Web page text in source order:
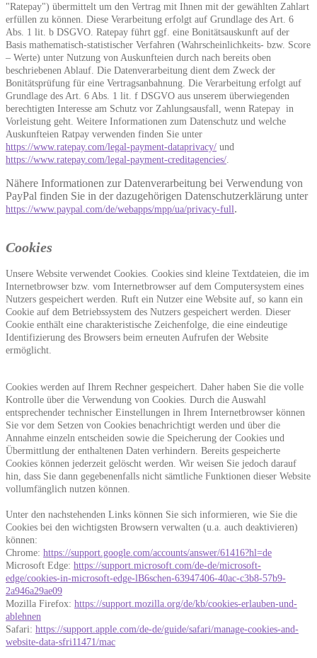
"Ratepay") übermittelt um den Vertrag mit Ihnen mit der gewählten Zahlart
erfüllen zu können. Diese Verarbeitung erfolgt auf Grundlage des Art. 6
Abs. 1 lit. b DSGVO. Ratepay führt ggf. eine Bonitätsauskunft auf der
Basis mathematisch-statistischer Verfahren (Wahrscheinlichkeits- bzw. Score
– Werte) unter Nutzung von Auskunfteien durch nach bereits oben
beschriebenen Ablauf. Die Datenverarbeitung dient dem Zweck der
Bonitätsprüfung für eine Vertragsanbahnung. Die Verarbeitung erfolgt auf
Grundlage des Art. 6 Abs. 1 lit. f DSGVO aus unserem überwiegenden
berechtigten Interesse am Schutz vor Zahlungsausfall, wenn Ratepay in
Vorleistung geht. Weitere Informationen zum Datenschutz und welche
Auskunfteien Ratpay verwenden finden Sie unter
https://www.ratepay.com/legal-payment-dataprivacy/ und
https://www.ratepay.com/legal-payment-creditagencies/
Nähere Informationen zur Datenverarbeitung bei Verwendung von
PayPal finden Sie in der dazugehörigen Datenschutzerklärung unter
https://www.paypal.com/de/webapps/mpp/ua/privacy-full .
Cookies
Unsere Website verwendet Cookies. Cookies sind kleine Textdateien, die im
Internetbrowser bzw. vom Internetbrowser auf dem Computersystem eines
Nutzers gespeichert werden. Ruft ein Nutzer eine Website auf, so kann ein
Cookie auf dem Betriebssystem des Nutzers gespeichert werden. Dieser
Cookie enthält eine charakteristische Zeichenfolge, die eine eindeutige
Identifizierung des Browsers beim erneuten Aufrufen der Website
ermöglicht.
Cookies werden auf Ihrem Rechner gespeichert. Daher haben Sie die volle
Kontrolle über die Verwendung von Cookies. Durch die Auswahl
entsprechender technischer Einstellungen in Ihrem Internetbrowser können
Sie vor dem Setzen von Cookies benachrichtigt werden und über die
Annahme einzeln entscheiden sowie die Speicherung der Cookies und
Übermittlung der enthaltenen Daten verhindern. Bereits gespeicherte
Cookies können jederzeit gelöscht werden. Wir weisen Sie jedoch darauf
hin, dass Sie dann gegebenenfalls nicht sämtliche Funktionen dieser Website
vollumfänglich nutzen können.
Unter den nachstehenden Links können Sie sich informieren, wie Sie die
Cookies bei den wichtigsten Browsern verwalten (u.a. auch deaktivieren)
können:
Chrome: https://support.google.com/accounts/answer/61416?hl=de
Microsoft Edge: https://support.microsoft.com/de-de/microsoft-
edge/cookies-in-microsoft-edge-lB6schen-63947406-40ac-c3b8-57b9-
2a946a29ae09
Mozilla Firefox: https://support.mozilla.org/de/kb/cookies-erlauben-und-
ablehnen
Safari: https://support.apple.com/de-de/guide/safari/manage-cookies-and-
website-data-sfri11471/mac